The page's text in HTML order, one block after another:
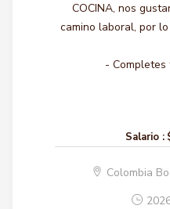
COCINA, nos
camino laboral, por
- Completes
Salario :
Colombia